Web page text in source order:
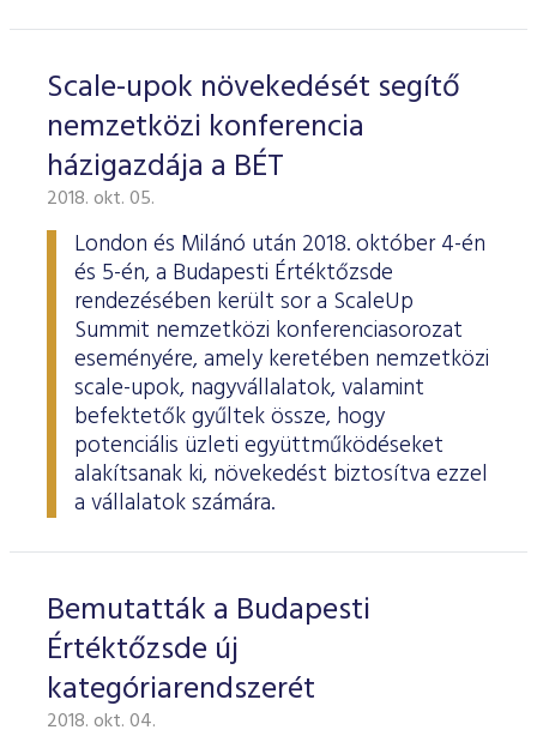
Scale-upok növekedését segítő
nemzetközi konferencia
házigazdája a BÉT
2018. okt. 05.
London és Milánó után 2018. október 4-én
és 5-én, a Budapesti Értéktőzsde
rendezésében került sor a ScaleUp
Summit nemzetközi konferenciasorozat
eseményére, amely keretében nemzetközi
scale-upok, nagyvállalatok, valamint
befektetők gyűltek össze, hogy
potenciális üzleti együttműködéseket
alakítsanak ki, növekedést biztosítva ezzel
a vállalatok számára.
Bemutatták a Budapesti
Értéktőzsde új
kategóriarendszerét
2018. okt. 04.